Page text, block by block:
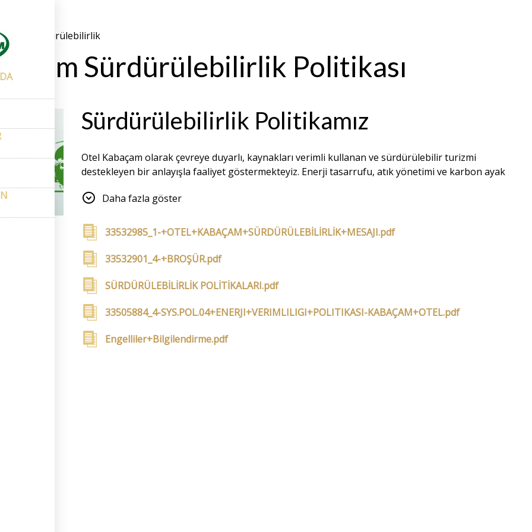
Sürdürülebilirlik
Sürdürülebilirlik Politikası
Sürdürülebilirlik Politikamız
Otel Kabaçam olarak çevreye duyarlı, kaynakları verimli kullanan ve sürdürülebilir turizmi
destekleyen bir anlayışla faaliyet göstermekteyiz. Enerji tasarrufu, atık yönetimi ve karbon ayak
Detaylı politikalarımıza aşağıdaki bağlantılardan ulaşabilirsiniz:
Daha fazla göster
33532985_1-+OTEL+KABAÇAM+SÜRDÜRÜLEBİLİRLİK+MESAJI.pdf
33532901_4-+BROŞÜR.pdf
SÜRDÜRÜLEBİLİRLİK POLİTİKALARI.pdf
33505884_4-SYS.POL.04+ENERJI+VERIMLILIGI+POLITIKASI-KABAÇAM+OTEL.pdf
Engelliler+Bilgilendirme.pdf